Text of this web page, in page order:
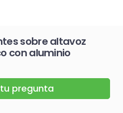
sobre altavoz
con aluminio
pregunta